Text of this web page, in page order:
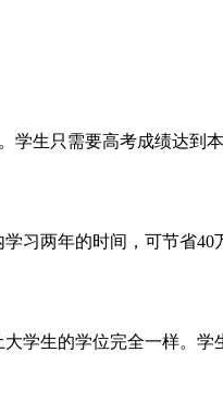
学生只需要高考成绩达到
习两年的时间，可节省
学生的学位完全一样。